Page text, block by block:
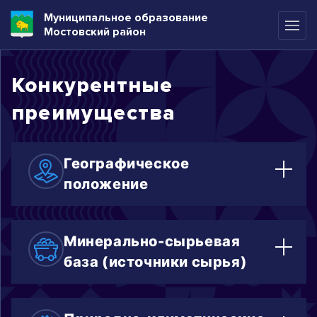
Муниципальное образование
Мостовский район
Конкурентные
преимущества
Географическое
положение
предгорной юго-восточной зоне
Краснодарского края.
Общая протяженность границ
составляет 375 км. Площадь района
Минерально-сырьевая
база (источники сырья)
разнообразием полезных ископаемых